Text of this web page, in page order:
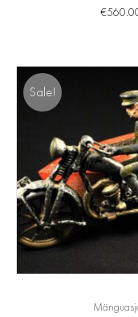
€
Sale!